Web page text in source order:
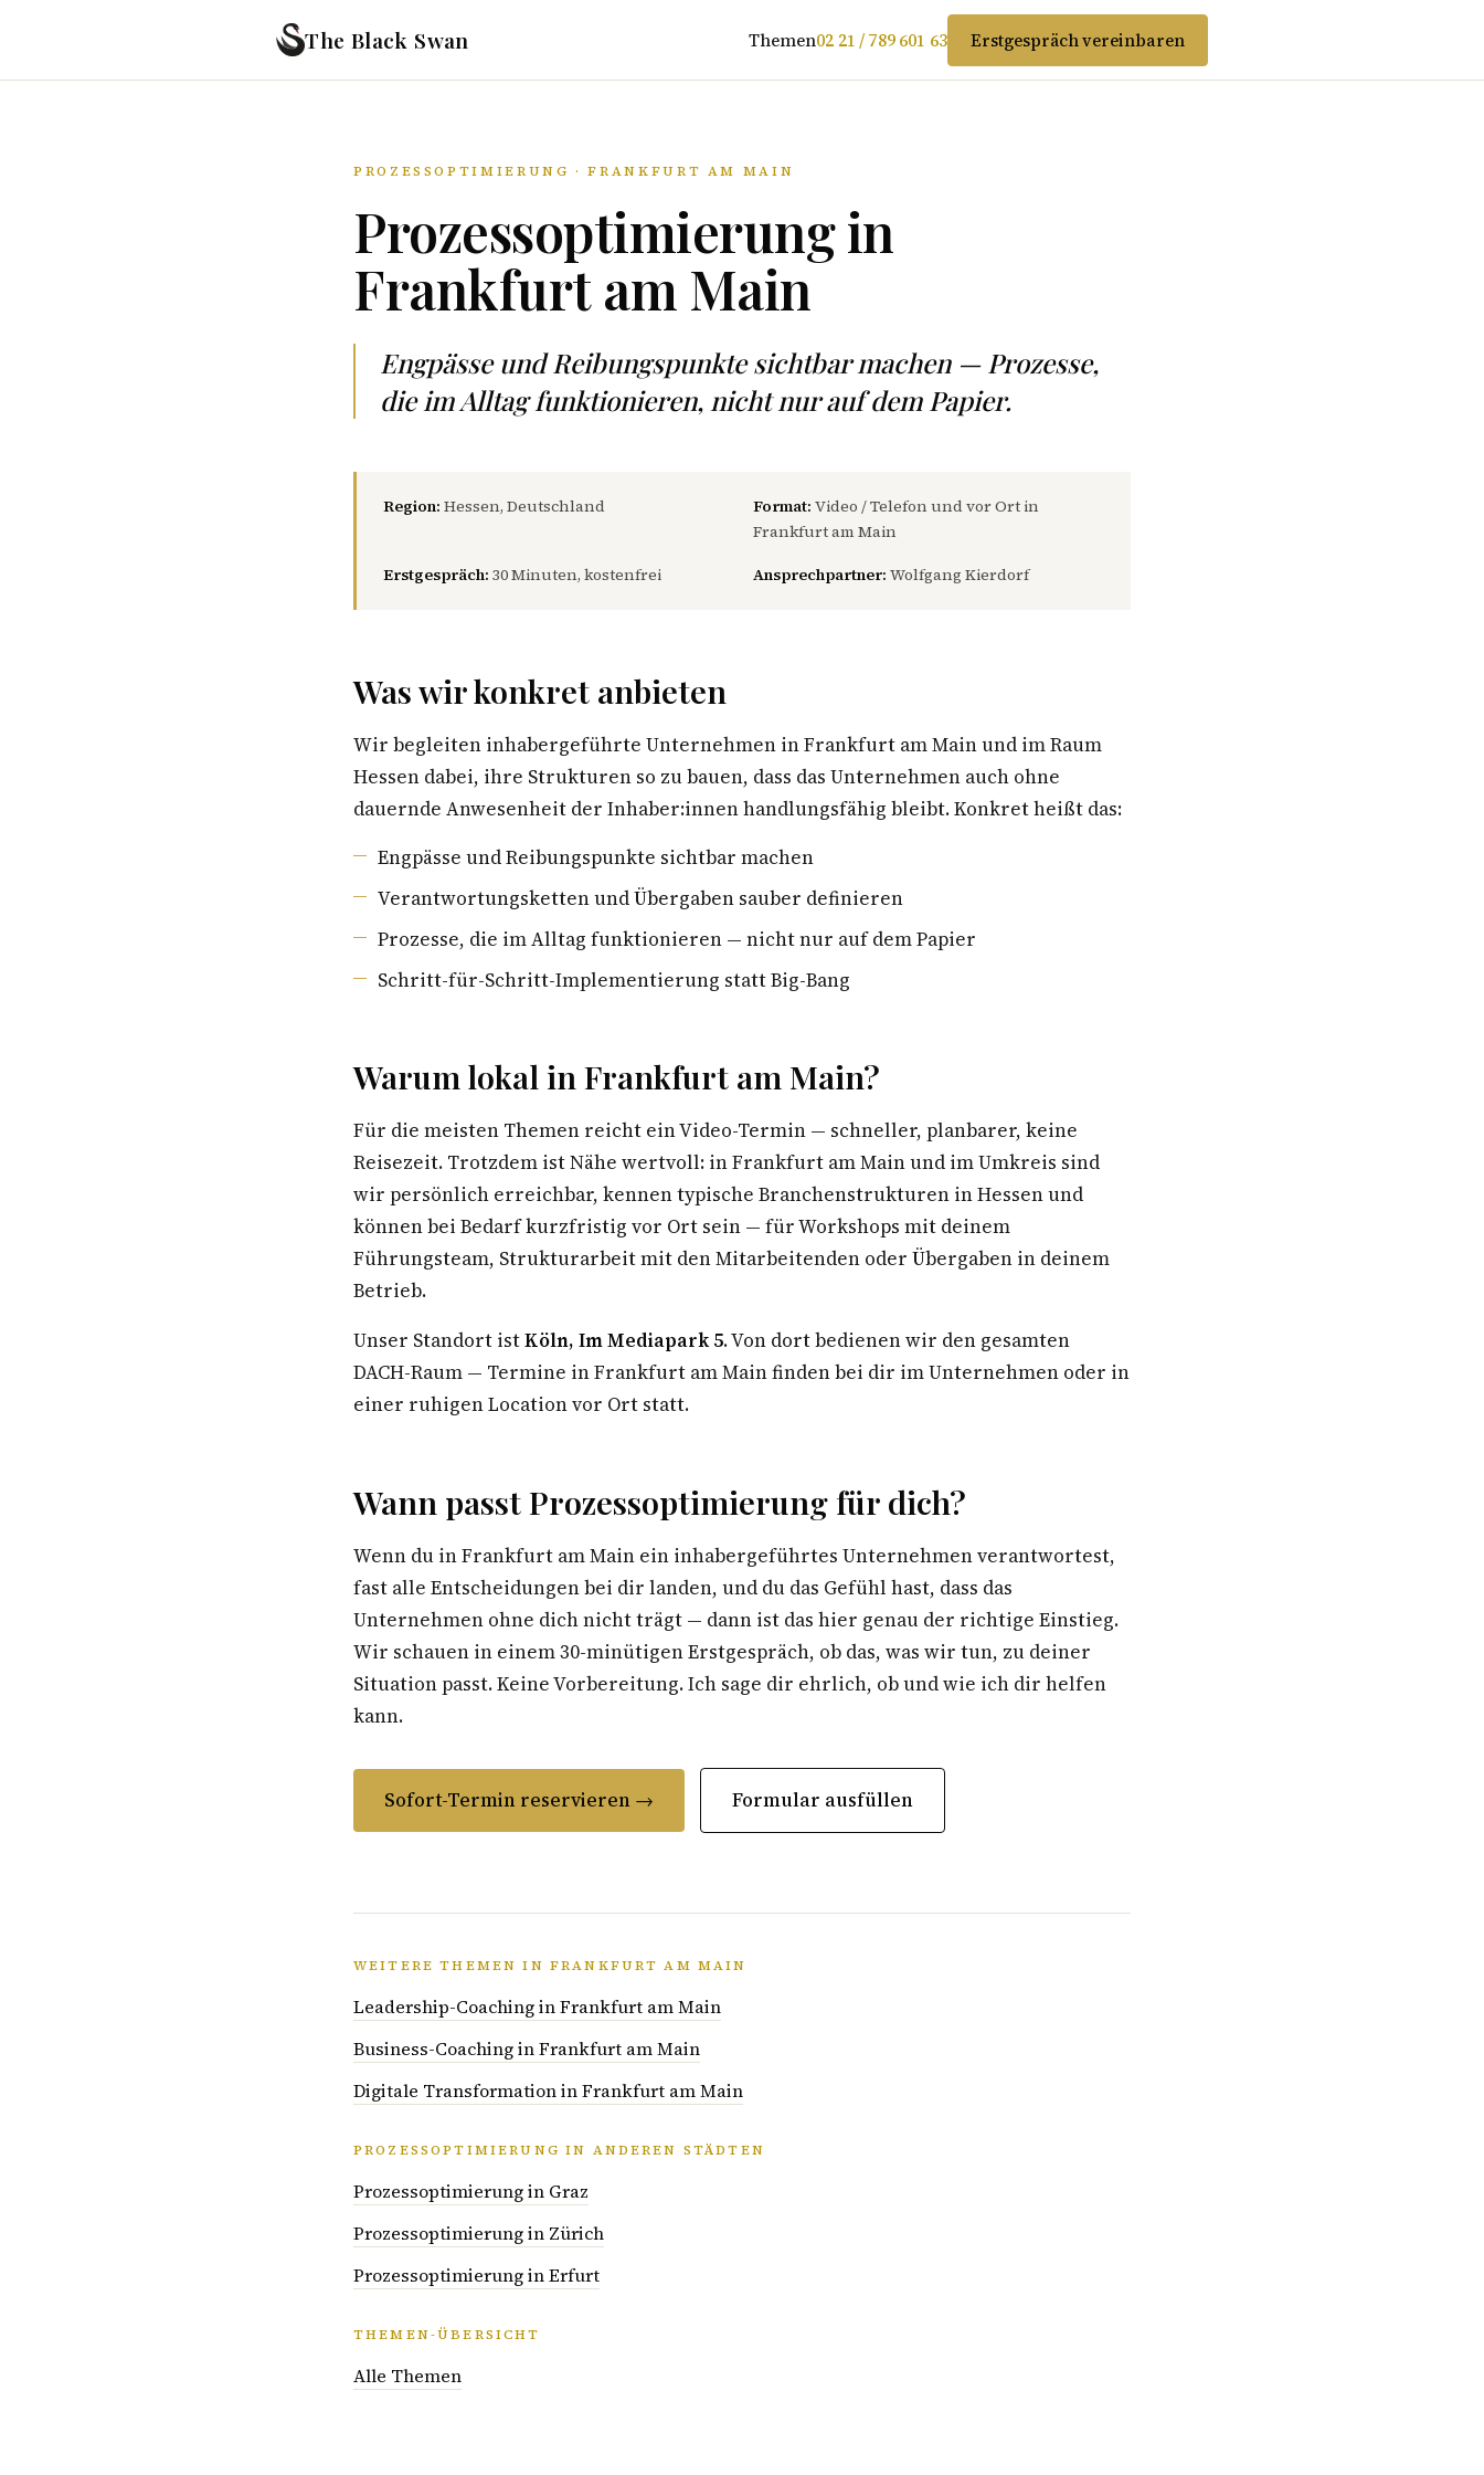
The Black Swan Themen02 21 / 789 601 63 Erstgespräch vereinbaren
PROZESSOPTIMIERUNG · FRANKFURT AM MAIN
Prozessoptimierung in
Frankfurt am Main
Engpässe und Reibungspunkte sichtbar machen — Prozesse,
die im Alltag funktionieren, nicht nur auf dem Papier.
Region: Hessen, Deutschland Format: Video / Telefon und vor Ort in
Frankfurt am Main
Erstgespräch: 30 Minuten, kostenfrei Ansprechpartner: Wolfgang Kierdorf
Was wir konkret anbieten
Wir begleiten inhabergeführte Unternehmen in Frankfurt am Main und im Raum
Hessen dabei, ihre Strukturen so zu bauen, dass das Unternehmen auch ohne
dauernde Anwesenheit der Inhaber:innen handlungsfähig bleibt. Konkret heißt das:
Engpässe und Reibungspunkte sichtbar machen
Verantwortungsketten und Übergaben sauber definieren
Prozesse, die im Alltag funktionieren — nicht nur auf dem Papier
Schritt-für-Schritt-Implementierung statt Big-Bang
Warum lokal in Frankfurt am Main?
Für die meisten Themen reicht ein Video-Termin — schneller, planbarer, keine
Reisezeit. Trotzdem ist Nähe wertvoll: in Frankfurt am Main und im Umkreis sind
wir persönlich erreichbar, kennen typische Branchenstrukturen in Hessen und
können bei Bedarf kurzfristig vor Ort sein — für Workshops mit deinem
Führungsteam, Strukturarbeit mit den Mitarbeitenden oder Übergaben in deinem
Betrieb.
Unser Standort istKöln, Im Mediapark 5. Von dort bedienen wir den gesamten
DACH-Raum — Termine in Frankfurt am Main finden bei dir im Unternehmen oder in
einer ruhigen Location vor Ort statt.
Wann passt Prozessoptimierung für dich?
Wenn du in Frankfurt am Main ein inhabergeführtes Unternehmen verantwortest,
fast alle Entscheidungen bei dir landen, und du das Gefühl hast, dass das
Unternehmen ohne dich nicht trägt — dann ist das hier genau der richtige Einstieg.
Wir schauen in einem 30-minütigen Erstgespräch, ob das, was wir tun, zu deiner
Situation passt. Keine Vorbereitung. Ich sage dir ehrlich, ob und wie ich dir helfen
kann.
Sofort-Termin reservieren → Formular ausfüllen
WEITERE THEMEN IN FRANKFURT AM MAIN
Leadership-Coaching in Frankfurt am Main
Business-Coaching in Frankfurt am Main
Digitale Transformation in Frankfurt am Main
PROZESSOPTIMIERUNG IN ANDEREN STÄDTEN
Prozessoptimierung in Graz
Prozessoptimierung in Zürich
Prozessoptimierung in Erfurt
THEMEN-ÜBERSICHT
Alle Themen